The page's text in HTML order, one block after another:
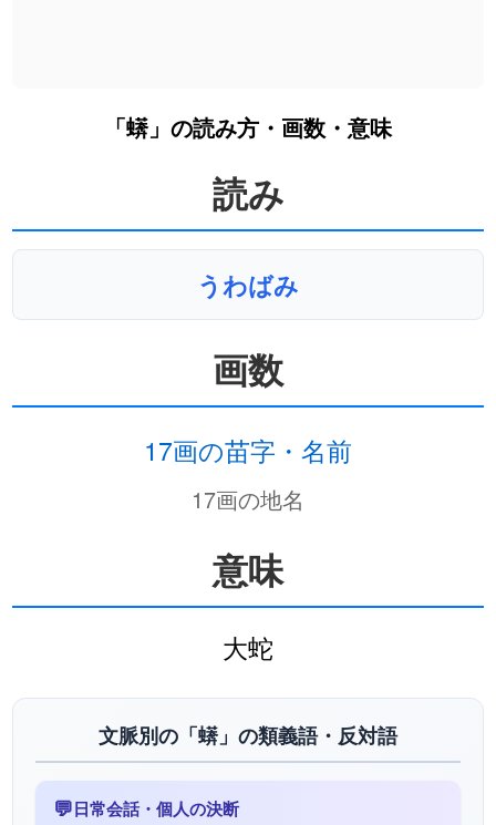
「蠎」の読み方・画数・意味
読み
うわばみ
画数
17画の苗字・名前
17画の地名
意味
大蛇
文脈別の「蠎」の類義語・反対語
💬日常会話・個人の決断